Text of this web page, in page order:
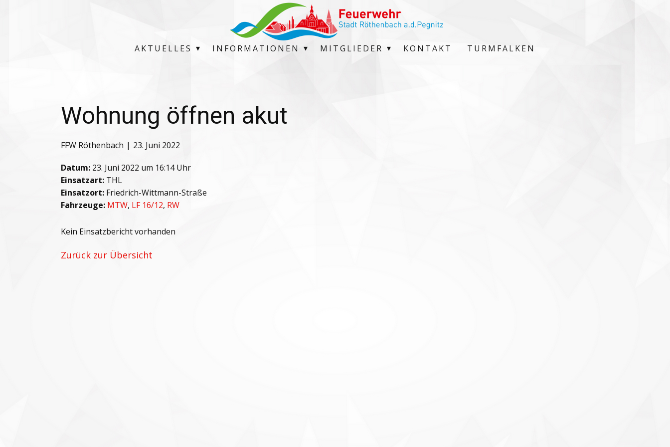
AKTUELLES INFORMATIONEN MITGLIEDER KONTAKT TURMFALKEN
Wohnung öffnen akut
FFW Röthenbach 23. Juni 2022
Datum: 23. Juni 2022 um 16:14 Uhr
Einsatzart: THL
Einsatzort: Friedrich-Wittmann-Straße
Fahrzeuge: MTW, LF 16/12, RW
Kein Einsatzbericht vorhanden
Zurück zur Übersicht